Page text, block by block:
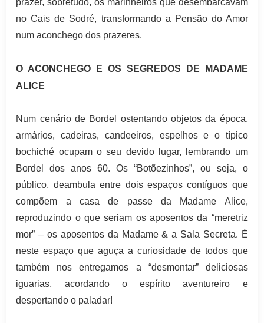
prazer, sobretudo, os marinheiros que desembarcavam
no Cais de Sodré, transformando a Pensão do Amor
num aconchego dos prazeres.
O ACONCHEGO E OS SEGREDOS DE MADAME
ALICE
Num cenário de Bordel ostentando objetos da época,
armários, cadeiras, candeeiros, espelhos e o típico
bochiché ocupam o seu devido lugar, lembrando um
Bordel dos anos 60. Os “Botõezinhos”, ou seja, o
público, deambula entre dois espaços contíguos que
compõem a casa de passe da Madame Alice,
reproduzindo o que seriam os aposentos da “meretriz
mor” – os aposentos da Madame & a Sala Secreta. É
neste espaço que aguça a curiosidade de todos que
também nos entregamos a “desmontar” deliciosas
iguarias, acordando o espírito aventureiro e
despertando o paladar!